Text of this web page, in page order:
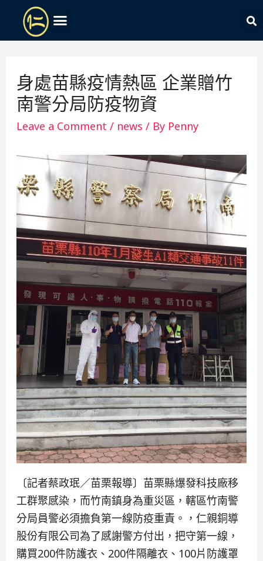
身處苗縣疫情熱區 企業贈竹
南警分局防疫物資
Leave a Comment / news / By Penny
〔記者蔡政珉／苗栗報導〕苗栗縣爆發科技廠移
工群聚感染，而竹南鎮身為重災區，轄區竹南警
分局員警必須擔負第一線防疫重責。，仁親銅導
股份有限公司為了感謝警方付出，把守第一線，
購買200件防護衣、200件隔離衣、100片防護罩